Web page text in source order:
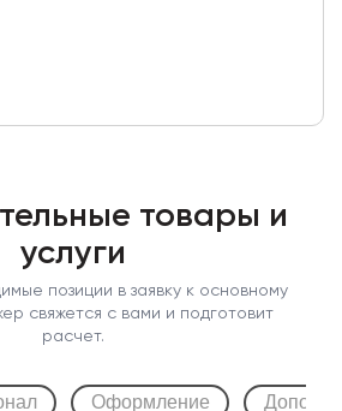
товары и
услуги
позиции в заявку к основному
свяжется с вами и подготовит
расчет.
Оформление